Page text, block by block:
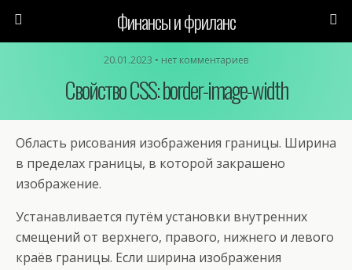
Финансы и фриланс
20.01.2023 • нет комментариев
Свойство CSS: border-image-width
Область рисования изображения границы. Ширина
в пределах границы, в которой закрашено
изображение.
Устанавливается путём установки внутренних
смещений от верхнего, правого, нижнего и левого
краёв границы. Если ширина изображения